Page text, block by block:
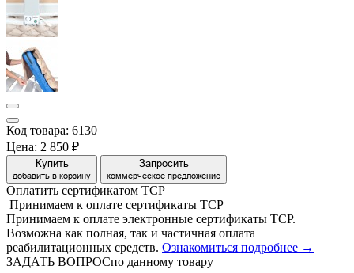
Код товара: 6130
Цена: 2 850 ₽
Купить
добавить в корзину
Запросить
коммерческое предложение
Оплатить сертификатом ТСР
Принимаем к оплате сертификаты ТСР
Принимаем к оплате электронные сертификаты ТСР.
Возможна как полная, так и частичная оплата
реабилитационных средств. Ознакомиться подробнее →
ЗАДАТЬ ВОПРОСпо данному товару